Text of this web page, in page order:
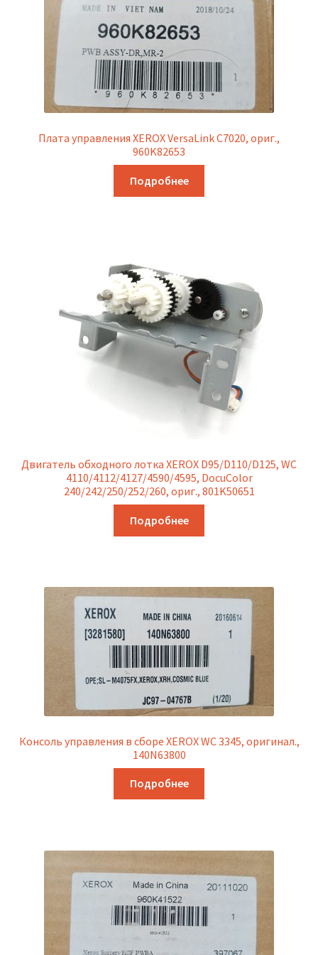
Плата управления XEROX VersaLink C7020, ориг.,
960K82653
Подробнее
Двигатель обходного лотка XEROX D95/D110/D125, WC
4110/4112/4127/4590/4595, DocuColor
240/242/250/252/260, ориг., 801K50651
Подробнее
Консоль управления в сборе XEROX WC 3345, оригинал.,
140N63800
Подробнее